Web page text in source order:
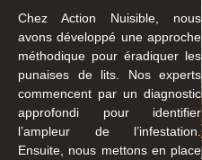
Chez Action Nuisible, nous
avons développé une approche
méthodique pour éradiquer les
punaises de lits. Nos experts
commencent par un diagnostic
approfondi pour identifier
l’ampleur de l’infestation.
Ensuite, nous mettons en place